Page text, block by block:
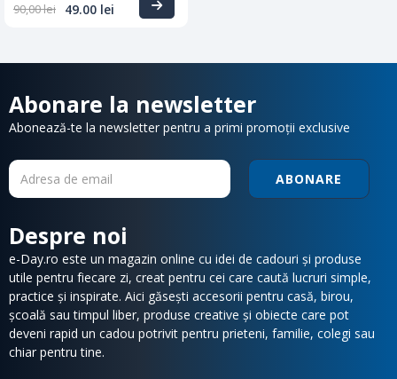
90,00lei 49.00 lei
Abonare la newsletter
Abonează-te la newsletter pentru a primi promoții exclusive
ABONARE
Despre noi
e-Day.ro este un magazin online cu idei de cadouri și produse
utile pentru fiecare zi, creat pentru cei care caută lucruri simple,
practice și inspirate. Aici găsești accesorii pentru casă, birou,
școală sau timpul liber, produse creative și obiecte care pot
deveni rapid un cadou potrivit pentru prieteni, familie, colegi sau
chiar pentru tine.